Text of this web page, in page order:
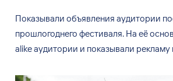
Показывали объявления аудитории
прошлогоднего фестиваля. На её
alike аудитории и показывали